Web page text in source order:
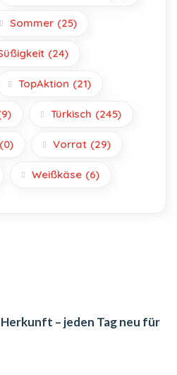
Sommer (25)
(24)
TopAktion (21)
Türkisch (245)
(0) Vorrat (29)
Weißkäse (6)
– jeden Tag neu für